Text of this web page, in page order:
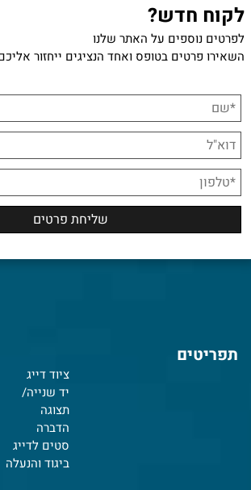
לקוח חדש?
לפרטים נוספים על האתר שלנו
השאירו פרטים בטופס ואחד הנציגים ייחזור אליכם
תפריטים
ציוד דייג
יד שנייה/
תצוגה
הדברה
סטים לדייג
ביגוד והנעלה